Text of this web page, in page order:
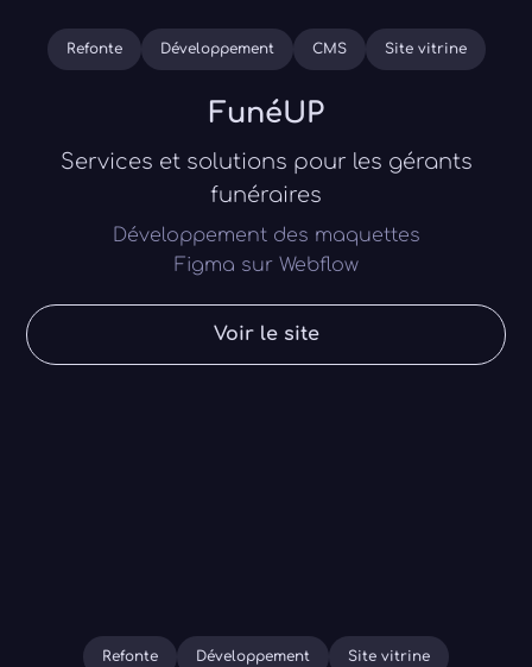
Refonte Développement CMS Site vitrine
FunéUP
Services et solutions pour les gérants
funéraires
Développement des maquettes
Figma sur Webflow
Voir le site
Refonte Développement Site vitrine